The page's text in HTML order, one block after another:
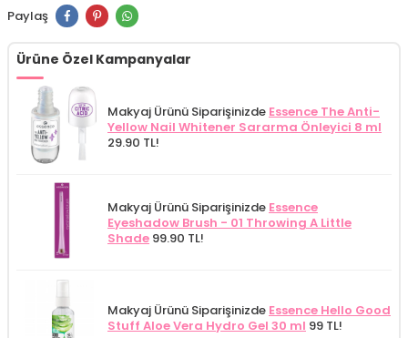
Paylaş
Ürüne Özel Kampanyalar
Makyaj Ürünü Siparişinizde Essence The Anti-
Yellow Nail Whitener Sararma Önleyici 8 ml
29.90 TL!
Makyaj Ürünü Siparişinizde Essence
Eyeshadow Brush - 01 Throwing A Little
Shade 99.90 TL!
Makyaj Ürünü Siparişinizde Essence Hello Good
Stuff Aloe Vera Hydro Gel 30 ml 99 TL!